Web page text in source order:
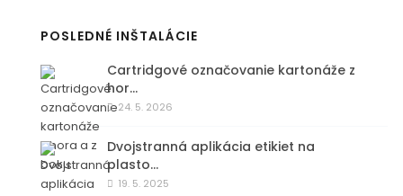
POSLEDNÉ INŠTALÁCIE
Cartridgové označovanie kartonáže z
hor…
24. 5. 2026
Dvojstranná aplikácia etikiet na
plasto…
19. 5. 2025